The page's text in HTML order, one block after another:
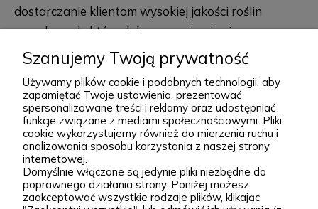
dostarczanie klientom wysokiej jakości roślin
ogrodowych, które dobrze przyjmują się po
posadzeniu i przez lata zdobią przydomowe
rabaty, skalniaki, ogrody naturalistyczne oraz
większe kompozycje krajobrazowe. Za Zieloną Parą
stoją Wiktor i Klaudia, którzy z dużą starannością
dobierają każdą odmianę dostępną w naszej
ofercie. W sprzedaży znajdziesz zarówno
sprawdzone, klasyczne gatunki, jak i ciekawsze,
bardziej unikatowe krzewy ozdobne, drzewa, byliny
rozwiń więcej
Podgórna 9, 97-565 Brudzice
+48 793 037 145
kontakt@zielonapara.pl
Szanujemy Twoją prywatność
Używamy plików cookie i podobnych technologii, aby
zapamiętać Twoje ustawienia, prezentować
spersonalizowane treści i reklamy oraz udostępniać
funkcje związane z mediami społecznościowymi. Pliki
cookie wykorzystujemy również do mierzenia ruchu i
analizowania sposobu korzystania z naszej strony
internetowej.
Domyślnie włączone są jedynie pliki niezbędne do
poprawnego działania strony. Poniżej możesz
zaakceptować wszystkie rodzaje plików, klikając